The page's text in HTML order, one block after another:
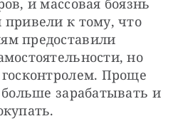
и массовая боязнь
к тому, что
предоставили
но
Проще
зарабатывать и